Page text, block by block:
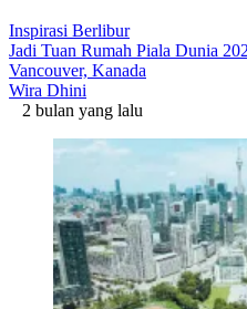
Inspirasi Berlibur
Jadi Tuan Rumah Piala Dunia
Vancouver, Kanada
Wira Dhini
2 bulan yang lalu